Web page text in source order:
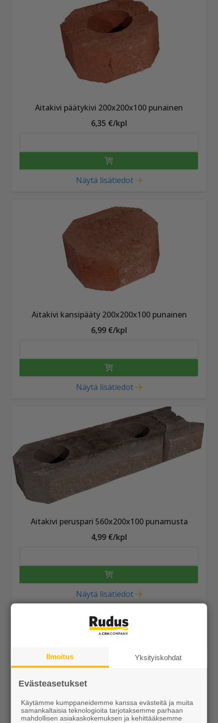
Aitakivi päätykivi 200x200x100 punainen
6,35 €/kpl
Näytä lisätiedot
Aitakivi kansipääty 200x200x100 punainen
6,99 €/kpl
Näytä lisätiedot
Aitakivi peruspari 560x200x100 punamusta
4,99 €/kpl
Näytä lisätiedot
Ilmoitus Yksityiskohdat
Evästeasetukset
Käytämme kumppaneidemme kanssa evästeitä ja muita
samankaltaisia teknologioita tarjotaksemme parhaan
mahdollisen asiakaskokemuksen ja kehittääksemme